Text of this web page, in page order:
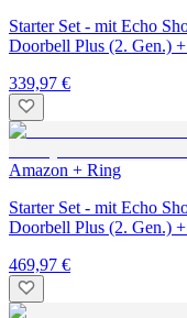
Starter Set - mit Echo
Doorbell Plus (2. Gen.)
339,97 €
Amazon + Ring
Starter Set - mit Echo
Doorbell Plus (2. Gen.)
469,97 €